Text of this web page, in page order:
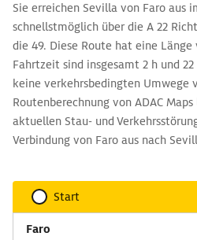
Sie erreichen Sevilla von Faro aus
schnellstmöglich über die A 22
die 49. Diese Route hat eine Länge
Fahrtzeit sind insgesamt 2 h und
keine verkehrsbedingten Umwege
Routenberechnung von ADAC
aktuellen Stau- und
Verbindung von Faro aus nach
Start
Faro